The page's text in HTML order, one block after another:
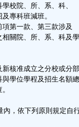
院、所、系、科、
班減班。
一款、第三款涉及
、所、系、科及學
成立之分校或分部
學程及招生名額總
，依下列原則規定自